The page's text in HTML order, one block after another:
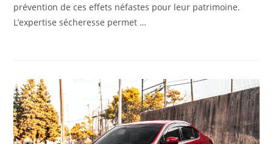
prévention de ces effets néfastes pour leur patrimoine.
L’expertise sécheresse permet …